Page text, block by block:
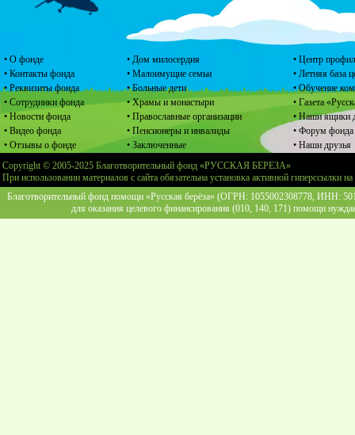
• О фонде
• Контакты фонда
• Реквизиты фонда
• Сотрудники фонда
• Новости фонда
• Видео фонда
• Отзывы о фонде
• Дом милосердия
• Малоимущие семьи
• Больные дети
• Храмы и монастыри
• Православные организации
• Пенсионеры и инвалиды
• Заключенные
• Центр
• Летняя база
• Обучение
• Газета
• Наши ящики
• Форум фонда
• Наши друзья
Copyright © 2005-2025 Благотворительный фонд «РУССКАЯ БЕРЕЗА»
При использовании материалов с сайта обязательна установка активной гиперссылки
Благотворительный фонд помощи «Русская берёза» (ОГРН: 1055002308778, ИНН:
для оказания целевого финансирования (010, 140, 171) помощи